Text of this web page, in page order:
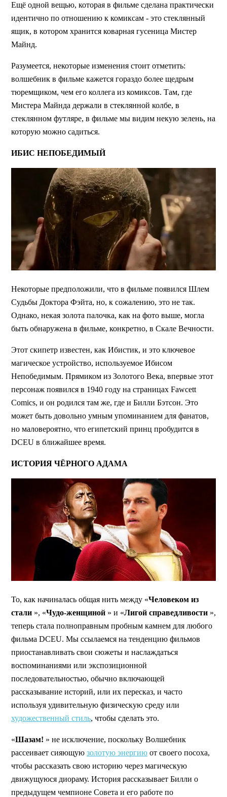
Ещё одной вещью, которая в фильме сделана практически
идентично по отношению к комиксам - это стеклянный
ящик, в котором хранится коварная гусеница Мистер
Майнд.
Разумеется, некоторые изменения стоит отметить:
волшебник в фильме кажется гораздо более щедрым
тюремщиком, чем его коллега из комиксов. Там, где
Мистера Майнда держали в стеклянной колбе, в
стеклянном футляре, в фильме мы видим некую зелень, на
которую можно садиться.
ИБИС НЕПОБЕДИМЫЙ
Некоторые предположили, что в фильме появился Шлем
Судьбы Доктора Фэйта, но, к сожалению, это не так.
Однако, некая золота палочка, как на фото выше, могла
быть обнаружена в фильме, конкретно, в Скале Вечности.
Этот скипетр известен, как Ибистик, и это ключевое
магическое устройство, используемое Ибисом
Непобедимым. Прямиком из Золотого Века, впервые этот
персонаж появился в 1940 году на страницах Fawcett
Comics, и он родился там же, где и Билли Бэтсон. Это
может быть довольно умным упоминанием для фанатов,
но маловероятно, что египетский принц пробудится в
DCEU в ближайшее время.
ИСТОРИЯ ЧЁРНОГО АДАМА
То, как начиналась общая нить между «Человеком из
стали », «Чудо-женщиной » и «Лигой справедливости »,
теперь стала полноправным пробным камнем для любого
фильма DCEU. Мы ссылаемся на тенденцию фильмов
приостанавливать свои сюжеты и наслаждаться
воспоминаниями или экспозиционной
последовательностью, обычно включающей
рассказывание историй, или их пересказ, и часто
используя удивительную физическую среду или
художественный стиль, чтобы сделать это.
«Шазам! » не исключение, поскольку Волшебник
рассеивает сияющую золотую энергию от своего посоха,
чтобы рассказать свою историю через магическую
движущуюся диораму. История рассказывает Билли о
предыдущем чемпионе Совета и его работе по